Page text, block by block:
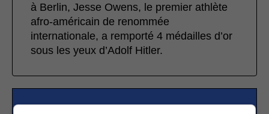
à Berlin, Jesse Owens, le premier athlète
afro-américain de renommée
internationale, a remporté 4 médailles d’or
sous les yeux d’Adolf Hitler.